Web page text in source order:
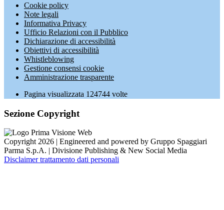
Cookie policy
Note legali
Informativa Privacy
Ufficio Relazioni con il Pubblico
Dichiarazione di accessibilità
Obiettivi di accessibilità
Whistleblowing
Gestione consensi cookie
Amministrazione trasparente
Pagina visualizzata 124744 volte
Sezione Copyright
Copyright 2026 | Engineered and powered by Gruppo Spaggiari
Parma S.p.A. | Divisione Publishing & New Social Media
Disclaimer trattamento dati personali